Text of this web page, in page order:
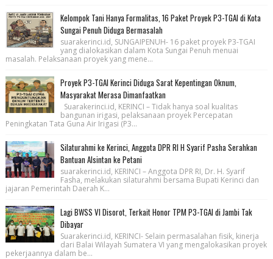
Kelompok Tani Hanya Formalitas, 16 Paket Proyek P3-TGAI di Kota
Sungai Penuh Diduga Bermasalah
suarakerinci.id, SUNGAIPENUH- 16 paket proyek P3-TGAI
yang dialokasikan dalam Kota Sungai Penuh menuai
masalah. Pelaksanaan proyek yang mene...
Proyek P3-TGAI Kerinci Diduga Sarat Kepentingan Oknum,
Masyarakat Merasa Dimanfaatkan
Suarakerinci.id, KERINCI – Tidak hanya soal kualitas
bangunan irigasi, pelaksanaan proyek Percepatan
Peningkatan Tata Guna Air Irigasi (P3...
Silaturahmi ke Kerinci, Anggota DPR RI H Syarif Pasha Serahkan
Bantuan Alsintan ke Petani
suarakerinci.id, KERINCI – Anggota DPR RI, Dr. H. Syarif
Fasha, melakukan silaturahmi bersama Bupati Kerinci dan
jajaran Pemerintah Daerah K...
Lagi BWSS VI Disorot, Terkait Honor TPM P3-TGAI di Jambi Tak
Dibayar
Suarakerinci.id, KERINCI- Selain permasalahan fisik, kinerja
dari Balai Wilayah Sumatera VI yang mengalokasikan proyek
pekerjaannya dalam be...